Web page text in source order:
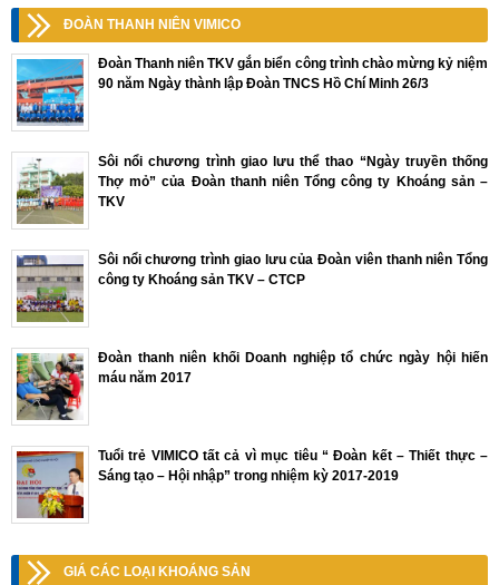
ĐOÀN THANH NIÊN VIMICO
Đoàn Thanh niên TKV gắn biển công trình chào mừng kỷ niệm
90 năm Ngày thành lập Đoàn TNCS Hồ Chí Minh 26/3
Sôi nổi chương trình giao lưu thể thao “Ngày truyền thống
Thợ mỏ” của Đoàn thanh niên Tổng công ty Khoáng sản –
TKV
Sôi nổi chương trình giao lưu của Đoàn viên thanh niên Tổng
công ty Khoáng sản TKV – CTCP
Đoàn thanh niên khối Doanh nghiệp tổ chức ngày hội hiến
máu năm 2017
Tuổi trẻ VIMICO tất cả vì mục tiêu “ Đoàn kết – Thiết thực –
Sáng tạo – Hội nhập” trong nhiệm kỳ 2017-2019
GIÁ CÁC LOẠI KHOÁNG SẢN